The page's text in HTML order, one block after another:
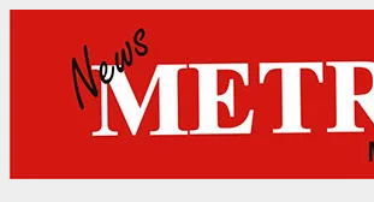
content